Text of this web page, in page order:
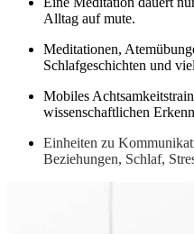
Alltag auf mute.
Meditationen,
Schlafgeschichten und
Mobiles
wissenschaftlichen
Einheiten zu
Beziehungen, Schlaf,